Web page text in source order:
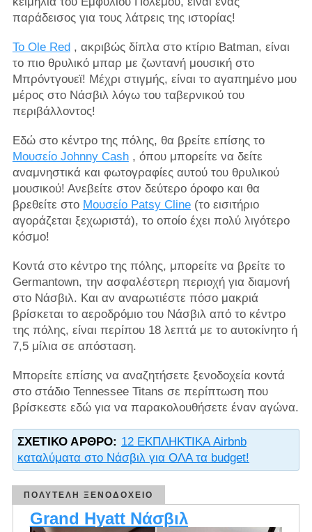
παράδεισος για τους λάτρεις της ιστορίας!
Το Ole Red, ακριβώς δίπλα στο κτίριο Batman, είναι
το πιο θρυλικό μπαρ με ζωντανή μουσική στο
Μπρόντγουεϊ! Μέχρι στιγμής, είναι το αγαπημένο μου
μέρος στο Νάσβιλ λόγω του ταβερνικού του
περιβάλλοντος!
Εδώ στο κέντρο της πόλης, θα βρείτε επίσης το
Μουσείο Johnny Cash, όπου μπορείτε να δείτε
αναμνηστικά και φωτογραφίες αυτού του θρυλικού
μουσικού! Ανεβείτε στον δεύτερο όροφο και θα
βρεθείτε στο Μουσείο Patsy Cline(το εισιτήριο
αγοράζεται ξεχωριστά), το οποίο έχει πολύ λιγότερο
κόσμο!
Κοντά στο κέντρο της πόλης, μπορείτε να βρείτε το
Germantown, την ασφαλέστερη περιοχή για διαμονή
στο Νάσβιλ. Και αν αναρωτιέστε πόσο μακριά
βρίσκεται το αεροδρόμιο του Νάσβιλ από το κέντρο
της πόλης, είναι περίπου 18 λεπτά με το αυτοκίνητο ή
7,5 μίλια σε απόσταση.
Μπορείτε επίσης να αναζητήσετε ξενοδοχεία κοντά
στο στάδιο Tennessee Titans σε περίπτωση που
βρίσκεστε εδώ για να παρακολουθήσετε έναν αγώνα.
ΣΧΕΤΙΚΌ ΆΡΘΡΟ: 12 ΕΚΠΛΗΚΤΙΚΑ Airbnb
καταλύματα στο Νάσβιλ για ΟΛΑ τα budget!
ΠΟΛΥΤΕΛΉ ΞΕΝΟΔΟΧΕΊΟ
Grand Hyatt Νάσβιλ